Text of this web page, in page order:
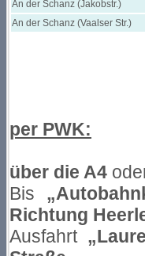
An der Schanz (Jakobstr.)
An der Schanz (Vaalser Str.)
per PWK:
über die A4
Bis
Richtung
Ausfahrt